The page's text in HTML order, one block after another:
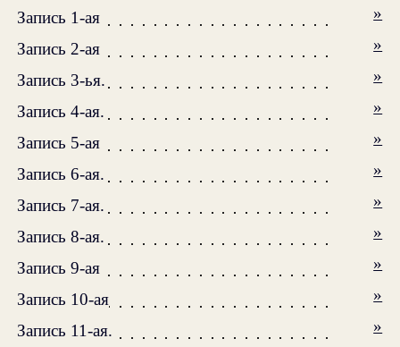
Запись 1-ая
»
Запись 2-ая
»
Запись 3-ья.
»
Запись 4-ая.
»
Запись 5-ая
»
Запись 6-ая.
»
Запись 7-ая.
»
Запись 8-ая.
»
Запись 9-ая
»
Запись 10-ая
»
Запись 11-ая.
»